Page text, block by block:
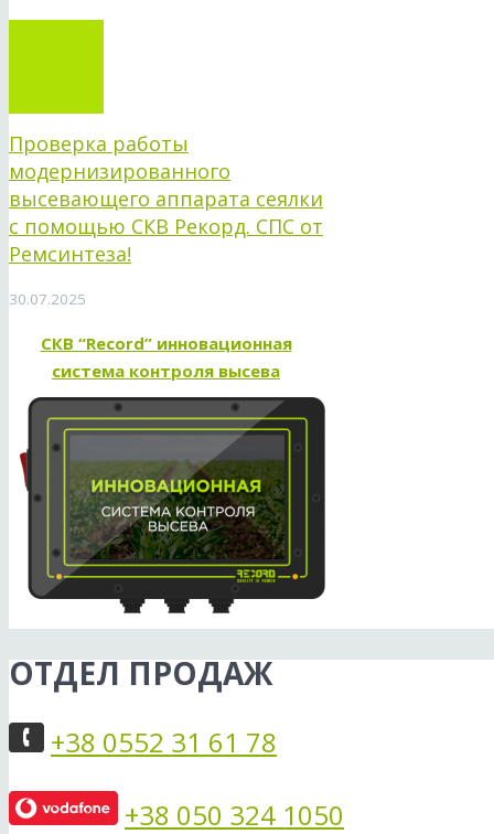
Проверка работы
модернизированного
высевающего аппарата сеялки
с помощью СКВ Рекорд. СПС от
Ремсинтеза!
30.07.2025
СКВ “Record” инновационная
система контроля высева
ОТДЕЛ ПРОДАЖ
+38 0552 31 61 78
+38 050 324 1050